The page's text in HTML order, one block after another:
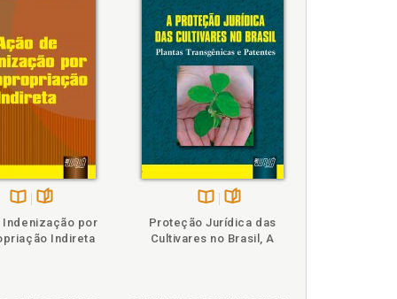
p. 58
na
B.V.
Indenização por
Indireta
Proteção Jurídica das
Cultivares no Brasil, A